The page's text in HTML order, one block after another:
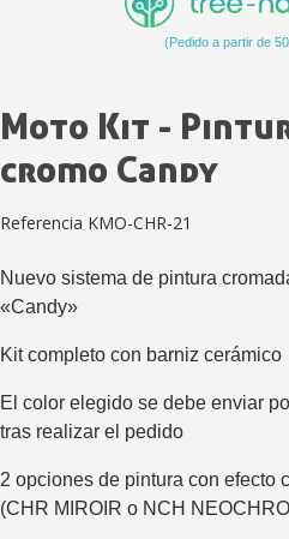
(Pedido a partir de
Moto Kit -
cromo Candy
Referencia KMO-CHR-21
Nuevo sistema de pintura
«Candy»
Kit completo con barniz cerámico
El color elegido se debe enviar
tras realizar el pedido
2 opciones de pintura con efecto
(CHR MIROIR o NCH